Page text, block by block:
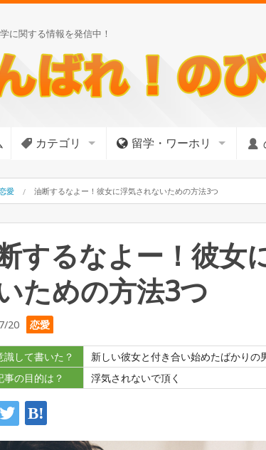
に関する情報を発信中！
カテゴリ 留学・ワーホリ
愛 油断するなよー！彼女に浮気されないための方法3つ
するなよー！彼女
ための方法3つ
20 恋愛
識して書いた？
新しい彼女と付き合い始めたばかりの
事の目的は？
浮気されないで頂く